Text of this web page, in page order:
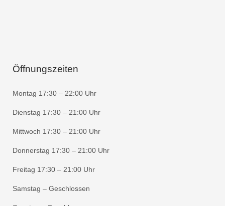
Öffnungszeiten
Montag 17:30 – 22:00 Uhr
Dienstag 17:30 – 21:00 Uhr
Mittwoch 17:30 – 21:00 Uhr
Donnerstag 17:30 – 21:00 Uhr
Freitag 17:30 – 21:00 Uhr
Samstag – Geschlossen